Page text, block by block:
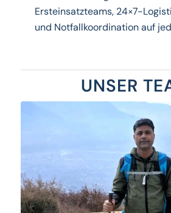
Ersteinsatzteams, 24×7-
und Notfallkoordination auf
UNSER